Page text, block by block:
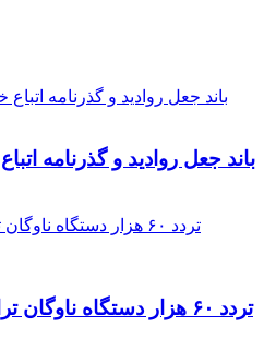
باند جعل روادید و گذرنامه
تردد ۶۰ هزار دستگاه